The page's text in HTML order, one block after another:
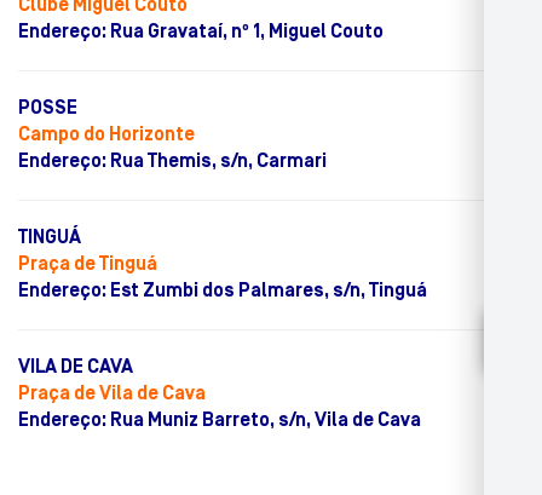
Clube Miguel Couto
Endereço: Rua Gravataí, nº 1, Miguel Couto
POSSE
Campo do Horizonte
Endereço: Rua Themis, s/n, Carmari
TINGUÁ
Praça de Tinguá
Endereço: Est Zumbi dos Palmares, s/n, Tinguá
VILA DE CAVA
Praça de Vila de Cava
Endereço: Rua Muniz Barreto, s/n, Vila de Cava